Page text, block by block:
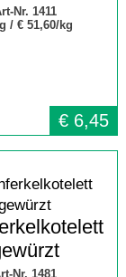
Nr. 1411
g /€ 51,60/kg
€ 6,45
Nr. 1481